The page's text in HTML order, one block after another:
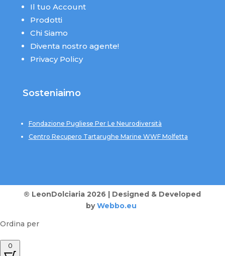
Il tuo Account
Prodotti
Chi Siamo
Diventa nostro agente!
Privacy Policy
Sosteniaimo
Fondazione Pugliese Per Le Neurodiversità
Centro Recupero Tartarughe Marine WWF Molfetta
® LeonDolciaria 2026 | Designed & Developed
by Webbo.eu
Ordina per
0